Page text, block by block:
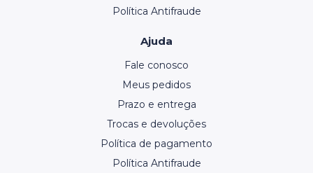
Política Antifraude
Ajuda
Fale conosco
Meus pedidos
Prazo e entrega
Trocas e devoluções
Política de pagamento
Política Antifraude